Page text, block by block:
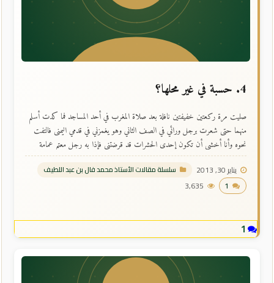
4. حسبة في غير محلها؟
يناير 30, 2013 سلسلة مقالات الأستاذ محمد فال بن عبد اللطيف
1
3,635
صليت مرة ركعتين خفيفتين نافلة بعد صلاة المغرب في أحد المساجد فما كدت أسلم
منهما حتى شعرت برجل ورائي في الصف الثاني وهو يغمزني في قدمي اليمنى فالتفت
نحوه وأنا أخشى أن تكون إحدى الحشرات قد قرضتني فإذا به رجل معتم عمامة
سوداء داكنة يدل كل شيء على أنه من أهل الخشوع.صليت مرة ركعتين خفيفتين
نافلة بعد صلاة المغرب في ...
1